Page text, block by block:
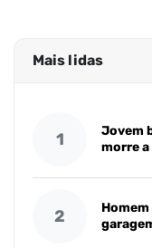
Mais lidas
1
Jovem
morre
2